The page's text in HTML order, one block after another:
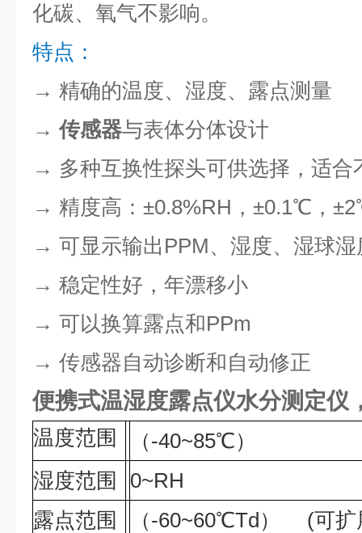
化碳、氧气不影响。
特点：
→ 精确的温度、湿度、露点测量
→传感器与表体分体设计
→ 多种互换性探头可供选择，适合
→ 精度高：±0.8%RH，±0.1℃，
→ 可显示输出PPM、湿度、湿球湿
→ 稳定性好，年漂移小
→ 可以换算露点和PPm
→ 传感器自动诊断和自动修正
便携式温湿度露点仪水分测定仪
温度范围
（-40~85℃）
湿度范围
0~RH
露点范围
（-60~60℃Td） (可扩